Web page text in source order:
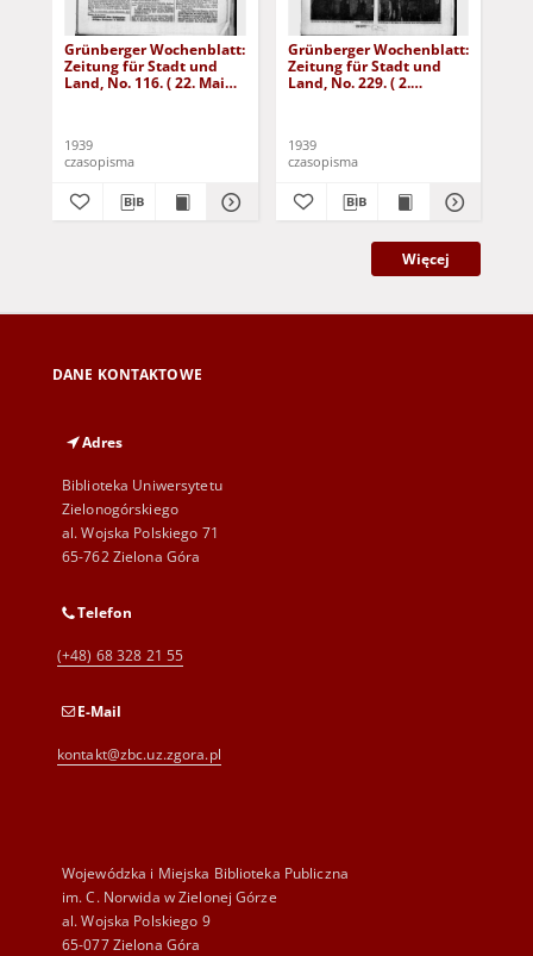
Grünberger Wochenblatt:
Zeitung für Stadt und
Land, No. 116. ( 22. Mai
1939
czasopisma
Grünberger Wochenblatt:
Zeitung für Stadt und
Land, No. 229. ( 2.
1939
czasopisma
Więcej
DANE KONTAKTOWE
Adres
Biblioteka Uniwersytetu
Zielonogórskiego
al. Wojska Polskiego 71
65-762 Zielona Góra
Telefon
(+48) 68 328 21 55
E-Mail
kontakt@zbc.uz.zgora.pl
Wojewódzka i Miejska Biblioteka Publiczna
im. C. Norwida w Zielonej Górze
al. Wojska Polskiego 9
65-077 Zielona Góra